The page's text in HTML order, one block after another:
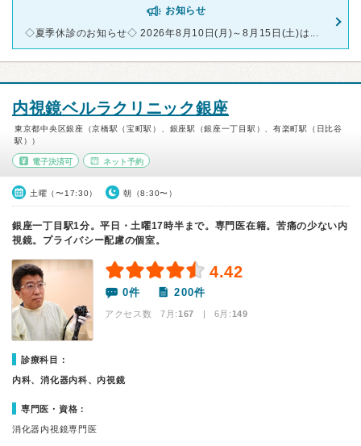
お知らせ
◇夏季休診のお知らせ◇ 2026年8月10日(月)～8月15日(土)は...
内視鏡ベルラクリニック銀座
東京都中央区銀座（京橋駅（宝町駅）、銀座駅（銀座一丁目駅）、有楽町駅（日比谷
駅））
電子決済可 ネット予約
土曜（〜17:30） 朝（8:30〜）
銀座一丁目駅1分。平日・土曜17時半まで。専門医在籍。苦痛の少ない内
視鏡。プライバシー配慮の個室。
4.42
0件 200件
アクセス数 7月:167 | 6月:149
診療科目：
内科、消化器内科、内視鏡
専門医・資格：
消化器内視鏡専門医